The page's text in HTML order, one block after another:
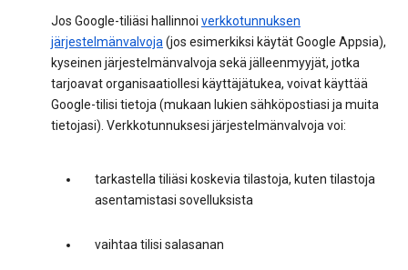
Jos Google-tiliäsi hallinnoi verkkotunnuksen
järjestelmänvalvoja(jos esimerkiksi käytät Google Appsia),
kyseinen järjestelmänvalvoja sekä jälleenmyyjät, jotka
tarjoavat organisaatiollesi käyttäjätukea, voivat käyttää
Google-tilisi tietoja (mukaan lukien sähköpostiasi ja muita
tietojasi). Verkkotunnuksesi järjestelmänvalvoja voi:
tarkastella tiliäsi koskevia tilastoja, kuten tilastoja
asentamistasi sovelluksista
vaihtaa tilisi salasanan